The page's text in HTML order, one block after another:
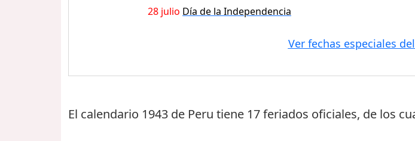
28 julio Día de la Independencia
Ver fechas especiales
El calendario 1943 de Peru tiene 17 feriados oficiales, de los